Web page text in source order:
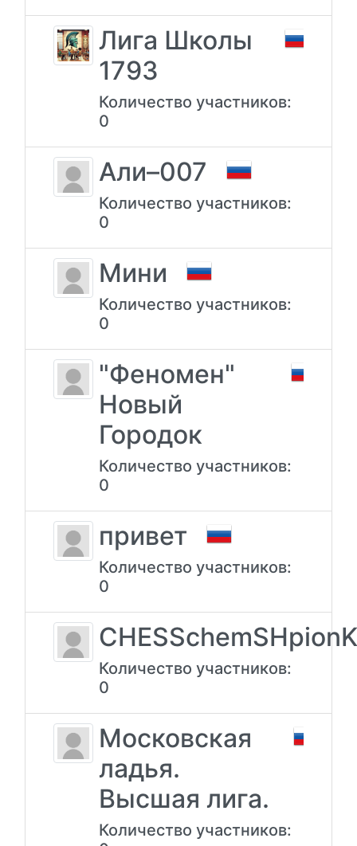
Лига Школы
1793
Количество участников:
0
Али–007
Количество участников:
0
Мини
Количество участников:
0
"Феномен"
Новый
Городок
Количество участников:
0
привет
Количество участников:
0
Количество участников:
0
Московская
ладья.
Высшая лига.
Количество участников: